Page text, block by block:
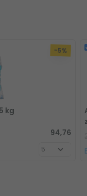
kunnen laten doen
aantal kg
Voer in dat laatste
-5%
kg
94,76